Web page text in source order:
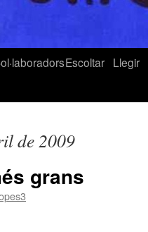
Escoltar Llegir
de 2009
grans